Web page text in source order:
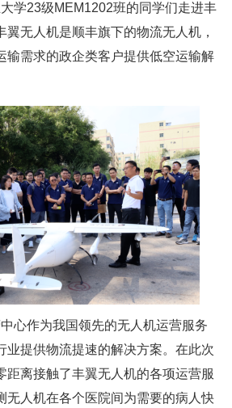
学23级MEM1202班的同学们走进丰
翼无人机是顺丰旗下的物流无人机，
输需求的政企类客户提供低空运输解
心作为我国领先的无人机运营服务
业提供物流提速的解决方案。在此次
距离接触了丰翼无人机的各项运营服
无人机在各个医院间为需要的病人快